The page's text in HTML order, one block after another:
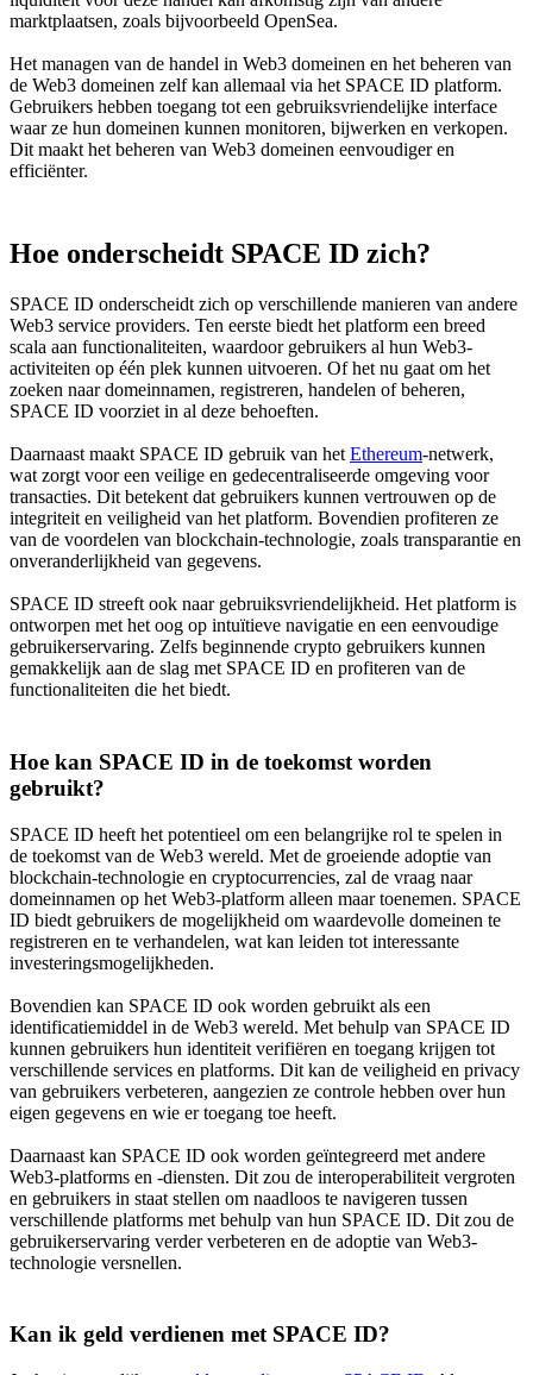
marktplaatsen, zoals bijvoorbeeld OpenSea.
Het managen van de handel in Web3 domeinen en het beheren van
de Web3 domeinen zelf kan allemaal via het SPACE ID platform.
Gebruikers hebben toegang tot een gebruiksvriendelijke interface
waar ze hun domeinen kunnen monitoren, bijwerken en verkopen.
Dit maakt het beheren van Web3 domeinen eenvoudiger en
efficiënter.
Hoe onderscheidt SPACE ID zich?
SPACE ID onderscheidt zich op verschillende manieren van andere
Web3 service providers. Ten eerste biedt het platform een breed
scala aan functionaliteiten, waardoor gebruikers al hun Web3-
activiteiten op één plek kunnen uitvoeren. Of het nu gaat om het
zoeken naar domeinnamen, registreren, handelen of beheren,
SPACE ID voorziet in al deze behoeften.
Daarnaast maakt SPACE ID gebruik van het Ethereum-netwerk,
wat zorgt voor een veilige en gedecentraliseerde omgeving voor
transacties. Dit betekent dat gebruikers kunnen vertrouwen op de
integriteit en veiligheid van het platform. Bovendien profiteren ze
van de voordelen van blockchain-technologie, zoals transparantie en
onveranderlijkheid van gegevens.
SPACE ID streeft ook naar gebruiksvriendelijkheid. Het platform is
ontworpen met het oog op intuïtieve navigatie en een eenvoudige
gebruikerservaring. Zelfs beginnende crypto gebruikers kunnen
gemakkelijk aan de slag met SPACE ID en profiteren van de
functionaliteiten die het biedt.
Hoe kan SPACE ID in de toekomst worden
gebruikt?
SPACE ID heeft het potentieel om een belangrijke rol te spelen in
de toekomst van de Web3 wereld. Met de groeiende adoptie van
blockchain-technologie en cryptocurrencies, zal de vraag naar
domeinnamen op het Web3-platform alleen maar toenemen. SPACE
ID biedt gebruikers de mogelijkheid om waardevolle domeinen te
registreren en te verhandelen, wat kan leiden tot interessante
investeringsmogelijkheden.
Bovendien kan SPACE ID ook worden gebruikt als een
identificatiemiddel in de Web3 wereld. Met behulp van SPACE ID
kunnen gebruikers hun identiteit verifiëren en toegang krijgen tot
verschillende services en platforms. Dit kan de veiligheid en privacy
van gebruikers verbeteren, aangezien ze controle hebben over hun
eigen gegevens en wie er toegang toe heeft.
Daarnaast kan SPACE ID ook worden geïntegreerd met andere
Web3-platforms en -diensten. Dit zou de interoperabiliteit vergroten
en gebruikers in staat stellen om naadloos te navigeren tussen
verschillende platforms met behulp van hun SPACE ID. Dit zou de
gebruikerservaring verder verbeteren en de adoptie van Web3-
technologie versnellen.
Kan ik geld verdienen met SPACE ID?